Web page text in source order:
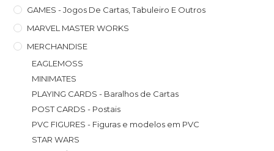
GAMES - Jogos De Cartas, Tabuleiro E Outros
MARVEL MASTER WORKS
MERCHANDISE
EAGLEMOSS
MINIMATES
PLAYING CARDS - Baralhos de Cartas
POST CARDS - Postais
PVC FIGURES - Figuras e modelos em PVC
STAR WARS